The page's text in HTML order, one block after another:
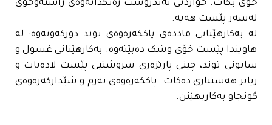
خۆی بکات. خواردنی تەندروست رەنگدانەوەی راستەوخۆی
لەسەر پێست هەیە.
لە بەکارهێنانی ماددەی پاککەرەوەی توند دورکەونەوە: لە
هاویندا پێست خۆی وشک دەبێتەوە. بەکارهێنانی غسول و
سابونی توند، چینی پارێزەری سروشتیی پێست لادەبات و
زیاتر هەستیاری دەکات. پاککەرەوەی نەرم و شێدارکەرەوەی
گونجاو بەکاربهێنن.